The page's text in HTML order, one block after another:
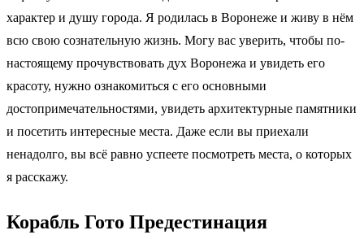
характер и душу города. Я родилась в Воронеже и живу в нём
всю свою сознательную жизнь. Могу вас уверить, чтобы по-
настоящему прочувствовать дух Воронежа и увидеть его
красоту, нужно ознакомиться с его основными
достопримечательностями, увидеть архитектурные памятники
и посетить интересные места. Даже если вы приехали
ненадолго, вы всё равно успеете посмотреть места, о которых
я расскажу.
Корабль Гото Предестинация